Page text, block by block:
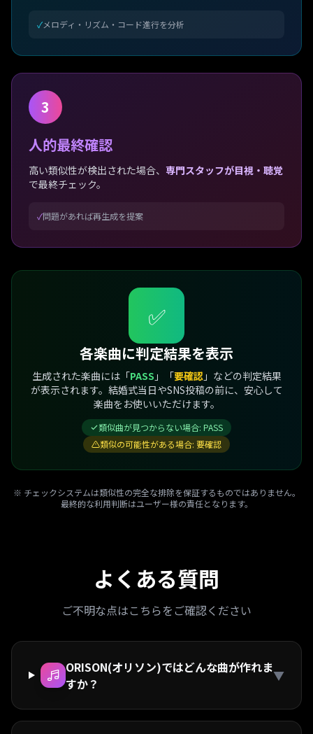
✓メロディ・リズム・コード進行を分析
3
人的最終確認
高い類似性が検出された場合、 専門スタッフが目視・聴覚
で最終チェック。
✓問題があれば再生成を提案
✅
各楽曲に判定結果を表示
生成された楽曲には「PASS 」「要確認」などの判定結果
が表示されます。 結婚式当日やSNS投稿の前に、安心して
楽曲をお使いいただけます。
類似曲が見つからない場合: PASS
類似の可能性がある場合: 要確認
※ チェックシステムは類似性の完全な排除を保証するものではありません。
最終的な利用判断はユーザー様の責任となります。
よくある質問
ご不明な点はこちらをご確認ください
ORISON(オリソン)ではどんな曲が作れま
すか？
▼